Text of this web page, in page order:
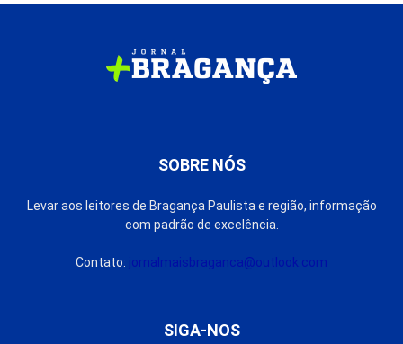
SOBRE NÓS
Levar aos leitores de Bragança Paulista e região, informação
com padrão de excelência.
Contato: jornalmaisbraganca@outlook.com
SIGA-NOS